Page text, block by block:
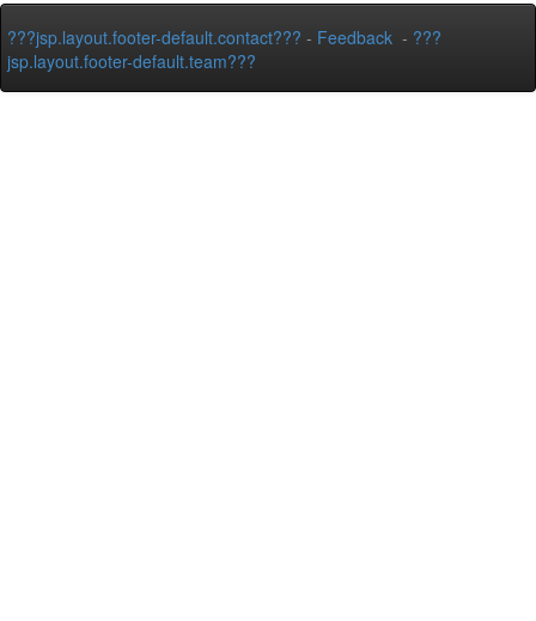
???jsp.layout.footer-default.contact??? - Feedback - ???
jsp.layout.footer-default.team???